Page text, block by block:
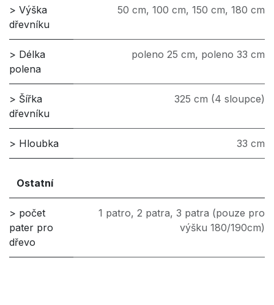
> Výška
dřevníku
50 cm, 100 cm, 150 cm, 180 cm
> Délka
polena
poleno 25 cm, poleno 33 cm
> Šířka
dřevníku
325 cm (4 sloupce)
> Hloubka 33 cm
Ostatní
> počet
pater pro
dřevo
1 patro, 2 patra, 3 patra (pouze pro
výšku 180/190cm)